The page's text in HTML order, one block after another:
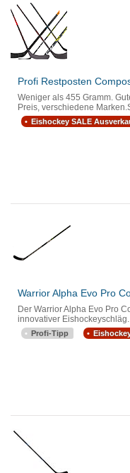
Profi Restposten
Weniger als 455 Gramm.
Preis, verschiedene
Eishockey SALE
Warrior Alpha Evo Pro
Der Warrior Alpha Evo Pro
innovativer Eishockeyschläg.
Profi-Tipp